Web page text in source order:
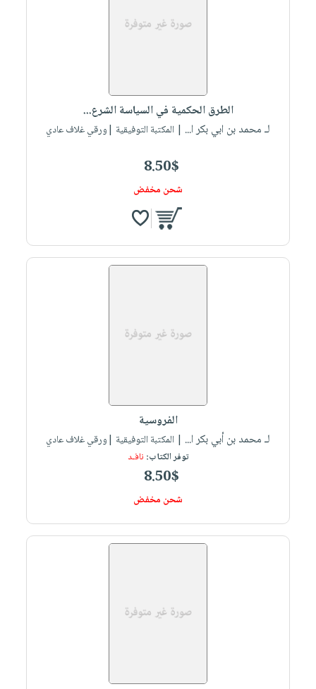
الطرق الحكمية في السياسة الشرع...
لـ محمد بن ابي بكر ا... | المكتبة التوفيقية |ورقي غلاف عادي
8.50$
شحن مخفض
الفروسية
لـ محمد بن أبي بكر ا... | المكتبة التوفيقية |ورقي غلاف عادي
توفر الكتاب: نافـد
8.50$
شحن مخفض